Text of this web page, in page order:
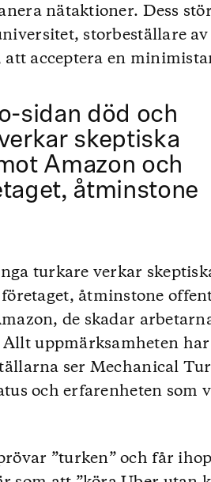
nätaktioner. Dess
storbeställare av
acceptera en
sidan död och
skeptiska
Amazon och
åtminstone
turkare verkar
åtminstone
de skadar
uppmärksamheten har
ser Mechanical
och erfarenheten som
”turken” och får